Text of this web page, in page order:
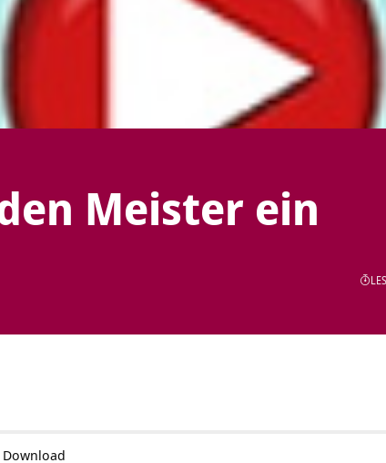
Meister ein
Download